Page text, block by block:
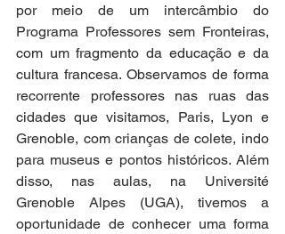
por meio de um intercâmbio do
Programa Professores sem Fronteiras,
com um fragmento da educação e da
cultura francesa. Observamos de forma
recorrente professores nas ruas das
cidades que visitamos, Paris, Lyon e
Grenoble, com crianças de colete, indo
para museus e pontos históricos. Além
disso, nas aulas, na Université
Grenoble Alpes (UGA), tivemos a
oportunidade de conhecer uma forma